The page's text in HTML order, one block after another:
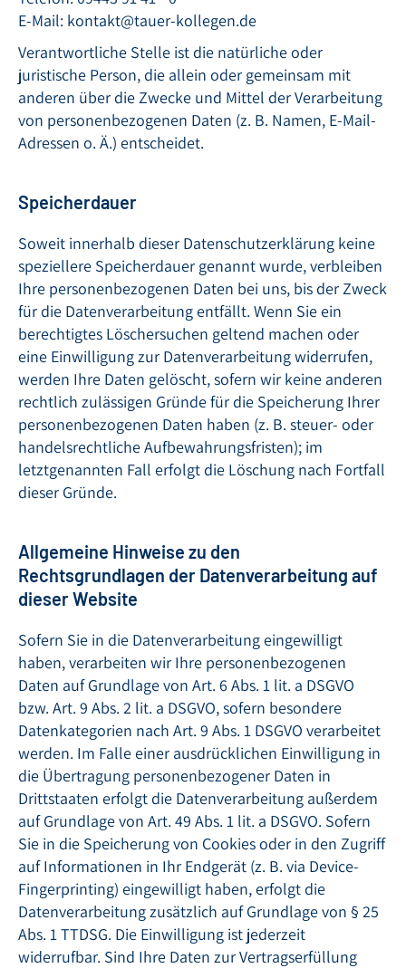
E-Mail: kontakt@tauer-kollegen.de
Verantwortliche Stelle ist die natürliche oder
juristische Person, die allein oder gemeinsam mit
anderen über die Zwecke und Mittel der Verarbeitung
von personenbezogenen Daten (z. B. Namen, E-Mail-
Adressen o. Ä.) entscheidet.
Speicherdauer
Soweit innerhalb dieser Datenschutzerklärung keine
speziellere Speicherdauer genannt wurde, verbleiben
Ihre personenbezogenen Daten bei uns, bis der Zweck
für die Datenverarbeitung entfällt. Wenn Sie ein
berechtigtes Löschersuchen geltend machen oder
eine Einwilligung zur Datenverarbeitung widerrufen,
werden Ihre Daten gelöscht, sofern wir keine anderen
rechtlich zulässigen Gründe für die Speicherung Ihrer
personenbezogenen Daten haben (z. B. steuer- oder
handelsrechtliche Aufbewahrungsfristen); im
letztgenannten Fall erfolgt die Löschung nach Fortfall
dieser Gründe.
Allgemeine Hinweise zu den
Rechtsgrundlagen der Datenverarbeitung auf
dieser Website
Sofern Sie in die Datenverarbeitung eingewilligt
haben, verarbeiten wir Ihre personenbezogenen
Daten auf Grundlage von Art. 6 Abs. 1 lit. a DSGVO
bzw. Art. 9 Abs. 2 lit. a DSGVO, sofern besondere
Datenkategorien nach Art. 9 Abs. 1 DSGVO verarbeitet
werden. Im Falle einer ausdrücklichen Einwilligung in
die Übertragung personenbezogener Daten in
Drittstaaten erfolgt die Datenverarbeitung außerdem
auf Grundlage von Art. 49 Abs. 1 lit. a DSGVO. Sofern
Sie in die Speicherung von Cookies oder in den Zugriff
auf Informationen in Ihr Endgerät (z. B. via Device-
Fingerprinting) eingewilligt haben, erfolgt die
Datenverarbeitung zusätzlich auf Grundlage von § 25
Abs. 1 TTDSG. Die Einwilligung ist jederzeit
widerrufbar. Sind Ihre Daten zur Vertragserfüllung